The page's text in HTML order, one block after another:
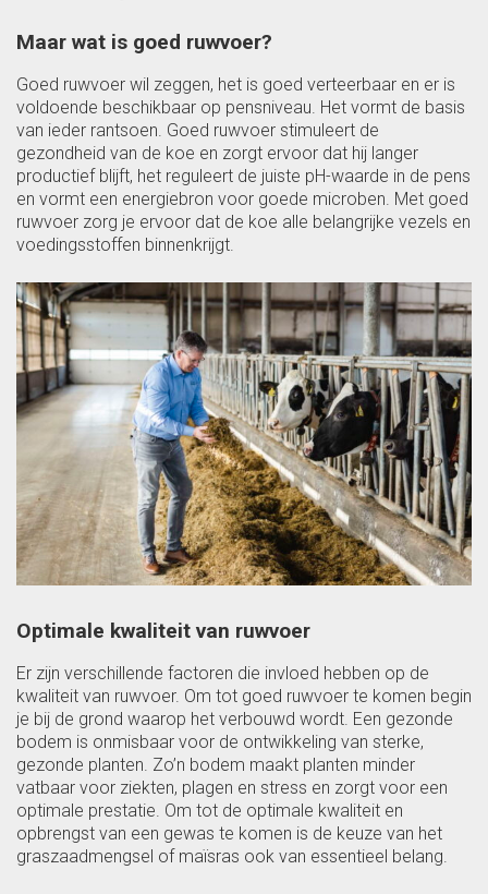
Maar wat is goed ruwvoer?
Goed ruwvoer wil zeggen, het is goed verteerbaar en er is
voldoende beschikbaar op pensniveau. Het vormt de basis
van ieder rantsoen. Goed ruwvoer stimuleert de
gezondheid van de koe en zorgt ervoor dat hij langer
productief blijft, het reguleert de juiste pH-waarde in de pens
en vormt een energiebron voor goede microben. Met goed
ruwvoer zorg je ervoor dat de koe alle belangrijke vezels en
voedingsstoffen binnenkrijgt.
Optimale kwaliteit van ruwvoer
Er zijn verschillende factoren die invloed hebben op de
kwaliteit van ruwvoer. Om tot goed ruwvoer te komen begin
je bij de grond waarop het verbouwd wordt. Een gezonde
bodem is onmisbaar voor de ontwikkeling van sterke,
gezonde planten. Zo’n bodem maakt planten minder
vatbaar voor ziekten, plagen en stress en zorgt voor een
optimale prestatie. Om tot de optimale kwaliteit en
opbrengst van een gewas te komen is de keuze van het
graszaadmengsel of maïsras ook van essentieel belang.